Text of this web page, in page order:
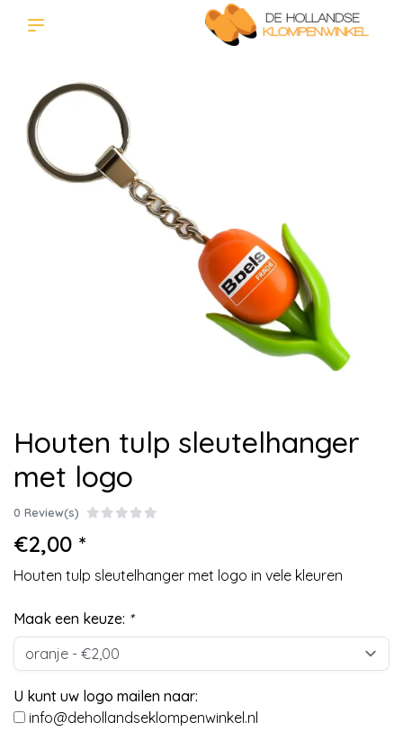
Houten tulp sleutelhanger
met logo
0 Review(s)
€2,00 *
Houten tulp sleutelhanger met logo in vele kleuren
Maak een keuze: *
U kunt uw logo mailen naar:
info@dehollandseklompenwinkel.nl